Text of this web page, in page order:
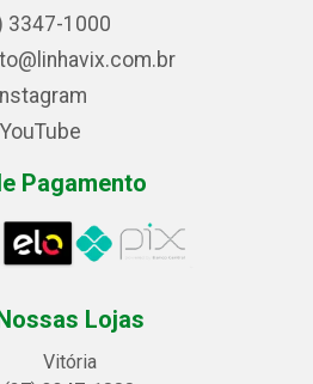
3347-1000
YouTube
Pagamento
Lojas
Vitória